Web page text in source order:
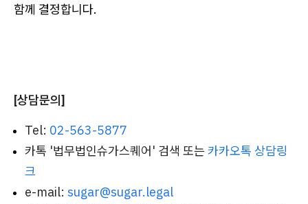
함께 결정합니다.
[상담문의]
Tel: 02-563-5877
카톡 '법무법인슈가스퀘어' 검색 또는 카카오톡 상담링
크
e-mail: sugar@sugar.legal